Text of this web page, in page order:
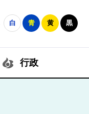
白 青 黄 黒
行政